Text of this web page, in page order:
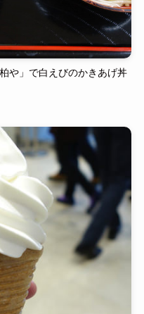
や」で白えびのかきあげ丼